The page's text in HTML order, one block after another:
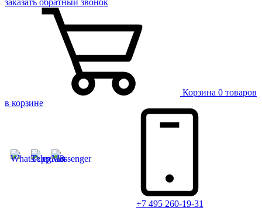
заказать обратный звонок
Корзина 0 товаров
в корзине
+7 495 260-19-31